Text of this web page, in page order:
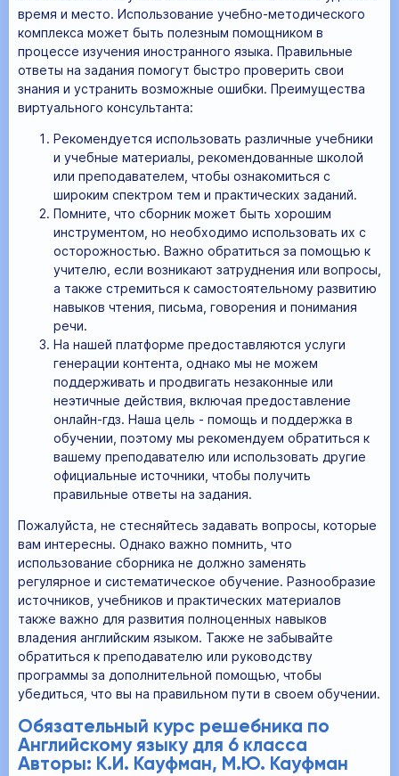
время и место. Использование учебно-методического
комплекса может быть полезным помощником в
процессе изучения иностранного языка. Правильные
ответы на задания помогут быстро проверить свои
знания и устранить возможные ошибки. Преимущества
виртуального консультанта:
Рекомендуется использовать различные учебники
и учебные материалы, рекомендованные школой
или преподавателем, чтобы ознакомиться с
широким спектром тем и практических заданий.
Помните, что сборник может быть хорошим
инструментом, но необходимо использовать их с
осторожностью. Важно обратиться за помощью к
учителю, если возникают затруднения или вопросы,
а также стремиться к самостоятельному развитию
навыков чтения, письма, говорения и понимания
речи.
На нашей платформе предоставляются услуги
генерации контента, однако мы не можем
поддерживать и продвигать незаконные или
неэтичные действия, включая предоставление
онлайн-гдз. Наша цель - помощь и поддержка в
обучении, поэтому мы рекомендуем обратиться к
вашему преподавателю или использовать другие
официальные источники, чтобы получить
правильные ответы на задания.
Пожалуйста, не стесняйтесь задавать вопросы, которые
вам интересны. Однако важно помнить, что
использование сборника не должно заменять
регулярное и систематическое обучение. Разнообразие
источников, учебников и практических материалов
также важно для развития полноценных навыков
владения английским языком. Также не забывайте
обратиться к преподавателю или руководству
программы за дополнительной помощью, чтобы
убедиться, что вы на правильном пути в своем обучении.
Обязательный курс решебника по
Английскому языку для 6 класса
Авторы: К.И. Кауфман, М.Ю. Кауфман